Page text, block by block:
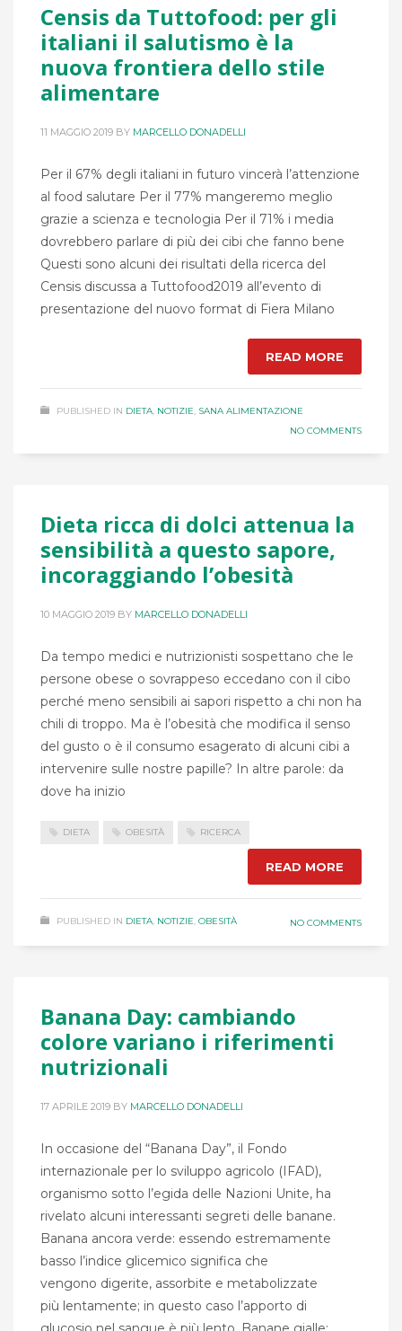
Censis da Tuttofood: per gli
italiani il salutismo è la
nuova frontiera dello stile
alimentare
11 MAGGIO 2019 BY MARCELLO DONADELLI
Per il 67% degli italiani in futuro vincerà l’attenzione
al food salutare Per il 77% mangeremo meglio
grazie a scienza e tecnologia Per il 71% i media
dovrebbero parlare di più dei cibi che fanno bene
Questi sono alcuni dei risultati della ricerca del
Censis discussa a Tuttofood2019 all’evento di
presentazione del nuovo format di Fiera Milano
READ MORE
PUBLISHED IN DIETA NOTIZIE SANA ALIMENTAZIONE
NO COMMENTS
Dieta ricca di dolci attenua la
sensibilità a questo sapore,
incoraggiando l’obesità
10 MAGGIO 2019 BY MARCELLO DONADELLI
Da tempo medici e nutrizionisti sospettano che le
persone obese o sovrappeso eccedano con il cibo
perché meno sensibili ai sapori rispetto a chi non ha
chili di troppo. Ma è l’obesità che modifica il senso
del gusto o è il consumo esagerato di alcuni cibi a
intervenire sulle nostre papille? In altre parole: da
dove ha inizio
DIETA OBESITÀ RICERCA
READ MORE
PUBLISHED IN DIETA, NOTIZIE, OBESITÀ NO COMMENTS
Banana Day: cambiando
colore variano i riferimenti
nutrizionali
17 APRILE 2019 BY MARCELLO DONADELLI
In occasione del “Banana Day”, il Fondo
internazionale per lo sviluppo agricolo (IFAD),
organismo sotto l’egida delle Nazioni Unite, ha
rivelato alcuni interessanti segreti delle banane.
Banana ancora verde: essendo estremamente
basso l’indice glicemico significa che
vengono digerite, assorbite e metabolizzate
più lentamente; in questo caso l’apporto di